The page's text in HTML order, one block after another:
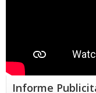
Informe